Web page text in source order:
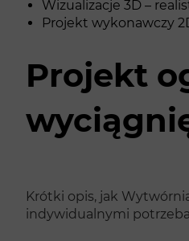
Wizualizacje 3D –
Projekt wykonawczy
Projekt
Krótki opis, jak
indywidualnymi